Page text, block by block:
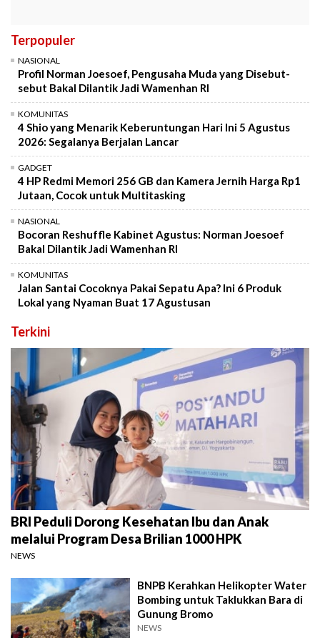
Terpopuler
NASIONAL
Profil Norman Joesoef, Pengusaha Muda yang Disebut-
sebut Bakal Dilantik Jadi Wamenhan RI
KOMUNITAS
4 Shio yang Menarik Keberuntungan Hari Ini 5 Agustus
2026: Segalanya Berjalan Lancar
GADGET
4 HP Redmi Memori 256 GB dan Kamera Jernih Harga Rp1
Jutaan, Cocok untuk Multitasking
NASIONAL
Bocoran Reshuffle Kabinet Agustus: Norman Joesoef
Bakal Dilantik Jadi Wamenhan RI
KOMUNITAS
Jalan Santai Cocoknya Pakai Sepatu Apa? Ini 6 Produk
Lokal yang Nyaman Buat 17 Agustusan
Terkini
BRI Peduli Dorong Kesehatan Ibu dan Anak
melalui Program Desa Brilian 1000 HPK
NEWS
BNPB Kerahkan Helikopter Water
Bombing untuk Taklukkan Bara di
Gunung Bromo
NEWS